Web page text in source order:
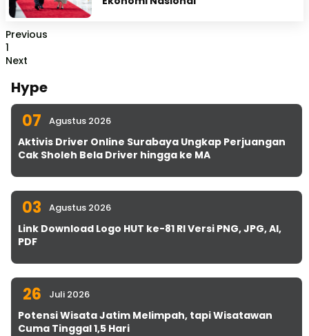
Previous
1
Next
Hype
07 Agustus 2026
Aktivis Driver Online Surabaya Ungkap Perjuangan
Cak Sholeh Bela Driver hingga ke MA
03 Agustus 2026
Link Download Logo HUT ke-81 RI Versi PNG, JPG, AI,
PDF
26 Juli 2026
Potensi Wisata Jatim Melimpah, tapi Wisatawan
Cuma Tinggal 1,5 Hari